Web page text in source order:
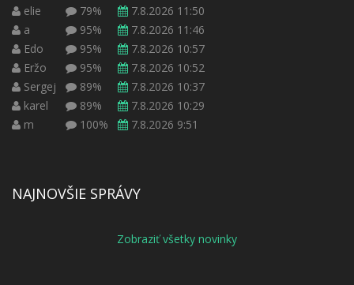
elie
79%
7.8.2026 11:50
a
95%
7.8.2026 11:46
Edo
95%
7.8.2026 10:57
Eržo
95%
7.8.2026 10:52
Sergej
89%
7.8.2026 10:37
karel
89%
7.8.2026 10:29
m
100% 7.8.2026 9:51
NAJNOVŠIE SPRÁVY
Zobraziť všetky novinky